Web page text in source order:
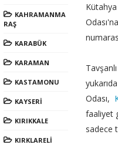
KAHRAMANMA
RAŞ
KARABÜK
KARAMAN
KASTAMONU
KAYSERİ
KIRIKKALE
KIRKLARELİ
Odası,
faaliyet
sadece